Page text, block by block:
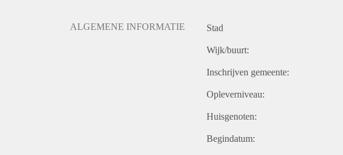
ALGEMENE INFORMATIE Stad
Wijk/buurt:
Inschrijven gemeente:
Opleverniveau:
Huisgenoten:
Begindatum: